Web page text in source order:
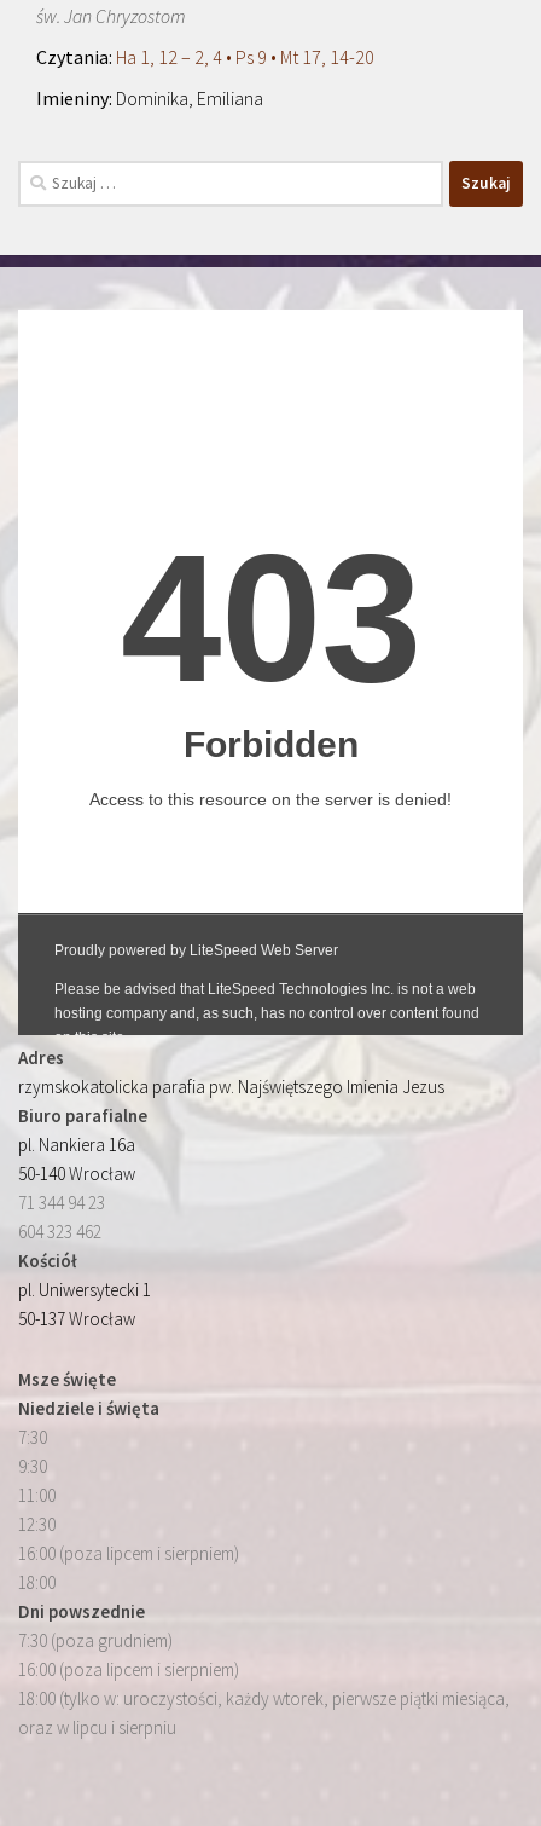
św. Jan Chryzostom
Ha 1, 12 – 2, 4 • Ps 9 • Mt 17, 14-20
Dominika, Emiliana
Szukaj:
Adres
rzymskokatolicka parafia pw. Najświętszego Imienia Jezus
Biuro parafialne
pl. Nankiera 16a
50-140 Wrocław
71 344 94 23
604 323 462
Kościół
pl. Uniwersytecki 1
50-137 Wrocław
Msze święte
Niedziele i święta
7:30
9:30
11:00
12:30
16:00 (poza lipcem i sierpniem)
18:00
Dni powszednie
7:30 (poza grudniem)
16:00 (poza lipcem i sierpniem)
18:00 (tylko w: uroczystości, każdy wtorek, pierwsze piątki miesiąca,
oraz w lipcu i sierpniu